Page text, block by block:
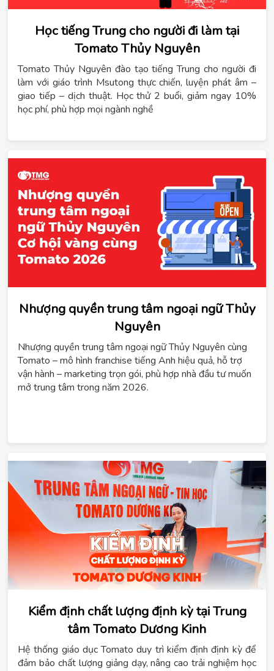
Học tiếng Trung cho người đi làm tại
Tomato Thủy Nguyên
Tomato Thủy Nguyên đào tạo tiếng Trung cho người đi
làm với giáo trình Msutong thực chiến, luyện phát âm –
giao tiếp – dịch thuật. Học thử 2 buổi, giảm ngay 10%
học phí, phù hợp mọi ngành nghề
Nhượng quyền trung tâm ngoại ngữ Thủy
Nguyên
ChatGPT
đã
nói:
Nhượng quyền trung tâm ngoại ngữ Thủy Nguyên cùng
Tomato – mô hình franchise tiếng Anh hiệu quả, hỗ trợ
vận hành – marketing trọn gói, phù hợp nhà đầu tư muốn
mở trung tâm trong năm 2026.
Kiểm định chất lượng định kỳ tại Trung
tâm Tomato Dương Kinh
Hệ thống giáo dục Tomato duy trì kiểm định định kỳ để
đảm bảo chất lượng giảng dạy, nâng cao trải nghiệm học